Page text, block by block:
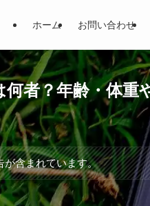
ホーム お問い合わせ
者？年齢・体重
が含まれています。